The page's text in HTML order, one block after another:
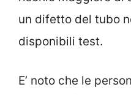
un difetto del tubo
disponibili test.
E’ noto che le